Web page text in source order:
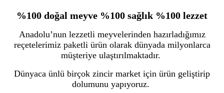
%100 doğal meyve %100 sağlık %100 lezzet
Anadolu’nun lezzetli meyvelerinden hazırladığımız
reçetelerimiz paketli ürün olarak dünyada milyonlarca
müşteriye ulaştırılmaktadır.
Dünyaca ünlü birçok zincir market için ürün geliştirip
dolumunu yapıyoruz.